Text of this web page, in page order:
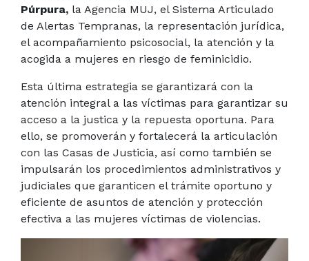
Púrpura, la Agencia MUJ, el Sistema Articulado
de Alertas Tempranas, la representación jurídica,
el acompañamiento psicosocial, la atención y la
acogida a mujeres en riesgo de feminicidio.
Esta última estrategia se garantizará con la
atención integral a las víctimas para garantizar su
acceso a la justica y la repuesta oportuna. Para
ello, se promoverán y fortalecerá la articulación
con las Casas de Justicia, así como también se
impulsarán los procedimientos administrativos y
judiciales que garanticen el trámite oportuno y
eficiente de asuntos de atención y protección
efectiva a las mujeres víctimas de violencias.